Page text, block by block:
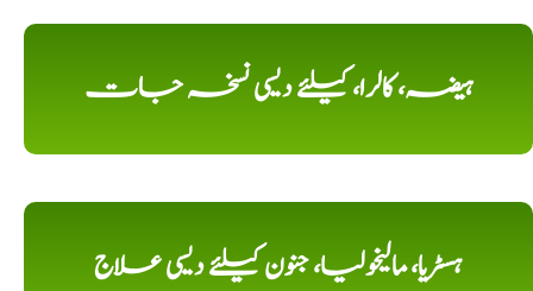
ہیضہ، کالرا، کیلئے دیسی نسخہ جات
ہسٹریا، مالیخولیا، جنون کیلئے دیسی علاج